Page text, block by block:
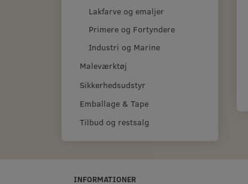
Lakfarve og emaljer
Primere og Fortyndere
Industri og Marine
Maleværktøj
Sikkerhedsudstyr
Emballage & Tape
Tilbud og restsalg
INFORMATIONER